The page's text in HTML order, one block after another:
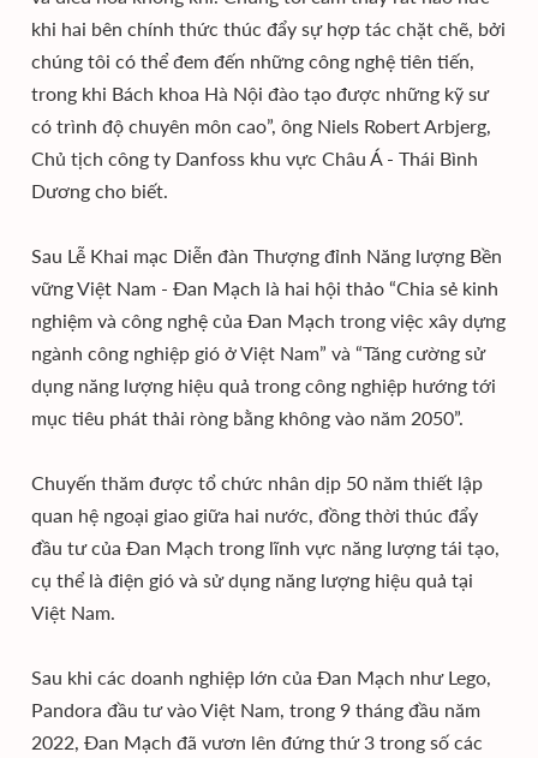
khi hai bên chính thức thúc đẩy sự hợp tác chặt chẽ, bởi
chúng tôi có thể đem đến những công nghệ tiên tiến,
trong khi Bách khoa Hà Nội đào tạo được những kỹ sư
có trình độ chuyên môn cao”, ông Niels Robert Arbjerg,
Chủ tịch công ty Danfoss khu vực Châu Á - Thái Bình
Dương cho biết.
Sau Lễ Khai mạc Diễn đàn Thượng đỉnh Năng lượng Bền
vững Việt Nam - Đan Mạch là hai hội thảo “Chia sẻ kinh
nghiệm và công nghệ của Đan Mạch trong việc xây dựng
ngành công nghiệp gió ở Việt Nam” và “Tăng cường sử
dụng năng lượng hiệu quả trong công nghiệp hướng tới
mục tiêu phát thải ròng bằng không vào năm 2050”.
Chuyến thăm được tổ chức nhân dịp 50 năm thiết lập
quan hệ ngoại giao giữa hai nước, đồng thời thúc đẩy
đầu tư của Đan Mạch trong lĩnh vực năng lượng tái tạo,
cụ thể là điện gió và sử dụng năng lượng hiệu quả tại
Việt Nam.
Sau khi các doanh nghiệp lớn của Đan Mạch như Lego,
Pandora đầu tư vào Việt Nam, trong 9 tháng đầu năm
2022, Đan Mạch đã vươn lên đứng thứ 3 trong số các